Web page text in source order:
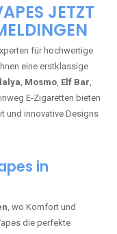
JETZT
für hochwertige
eine erstklassige
, Mosmo, Elf Bar,
E-Zigaretten bieten
und innovative Designs
in
, wo Komfort und
die perfekte